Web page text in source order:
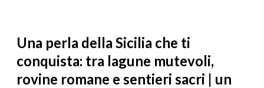
Una perla della Sicilia che ti
conquista: tra lagune mutevoli,
rovine romane e sentieri sacri | un